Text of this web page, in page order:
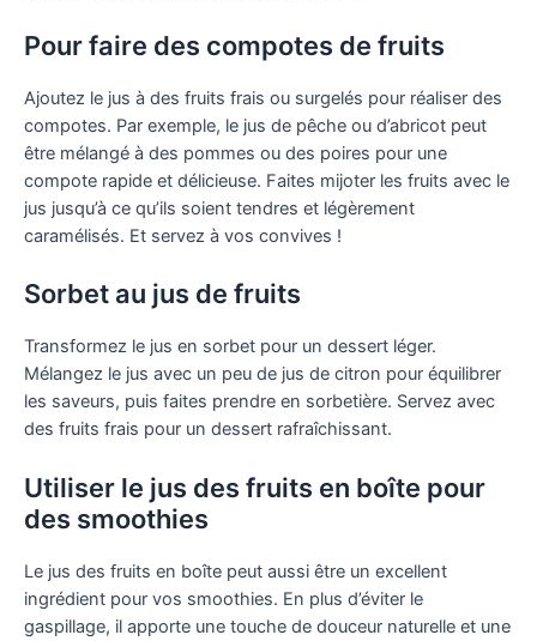
Pour faire des compotes de fruits
Ajoutez le jus à des fruits frais ou surgelés pour réaliser des
compotes. Par exemple, le jus de pêche ou d’abricot peut
être mélangé à des pommes ou des poires pour une
compote rapide et délicieuse. Faites mijoter les fruits avec le
jus jusqu’à ce qu’ils soient tendres et légèrement
caramélisés. Et servez à vos convives !
Sorbet au jus de fruits
Transformez le jus en sorbet pour un dessert léger.
Mélangez le jus avec un peu de jus de citron pour équilibrer
les saveurs, puis faites prendre en sorbetière. Servez avec
des fruits frais pour un dessert rafraîchissant.
Utiliser le jus des fruits en boîte pour
des smoothies
Le jus des fruits en boîte peut aussi être un excellent
ingrédient pour vos smoothies. En plus d’éviter le
gaspillage, il apporte une touche de douceur naturelle et une